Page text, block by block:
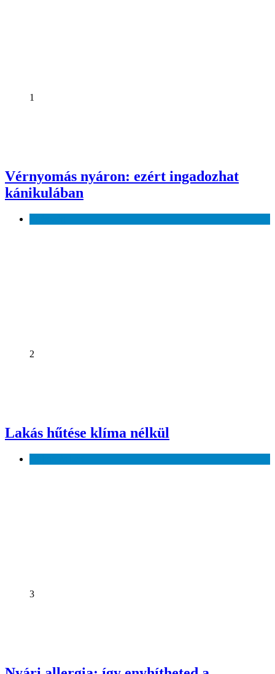
1
Vérnyomás nyáron: ezért ingadozhat
kánikulában
2
Lakás hűtése klíma nélkül
3